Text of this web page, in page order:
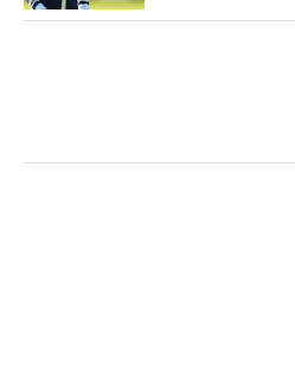
クは91位で踏みとどまって